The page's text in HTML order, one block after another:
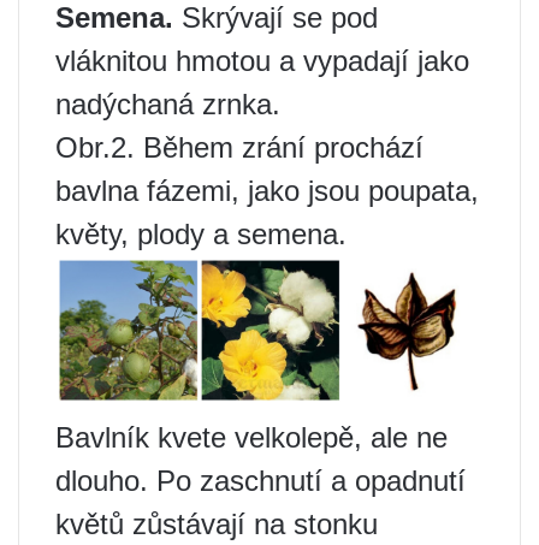
Semena. Skrývají se pod
vláknitou hmotou a vypadají jako
nadýchaná zrnka.
Obr.2. Během zrání prochází
bavlna fázemi, jako jsou poupata,
květy, plody a semena.
Bavlník kvete velkolepě, ale ne
dlouho. Po zaschnutí a opadnutí
květů zůstávají na stonku